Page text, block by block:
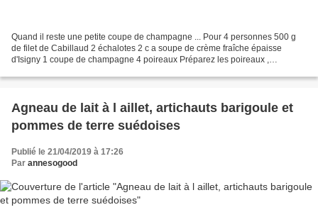
Quand il reste une petite coupe de champagne ... Pour 4 personnes 500 g
de filet de Cabillaud 2 échalotes 2 c a soupe de crème fraîche épaisse
d'Isigny 1 coupe de champagne 4 poireaux Préparez les poireaux ,
Agneau de lait à l aillet, artichauts barigoule et
pommes de terre suédoises
Publié le 21/04/2019 à 17:26
Par annesogood